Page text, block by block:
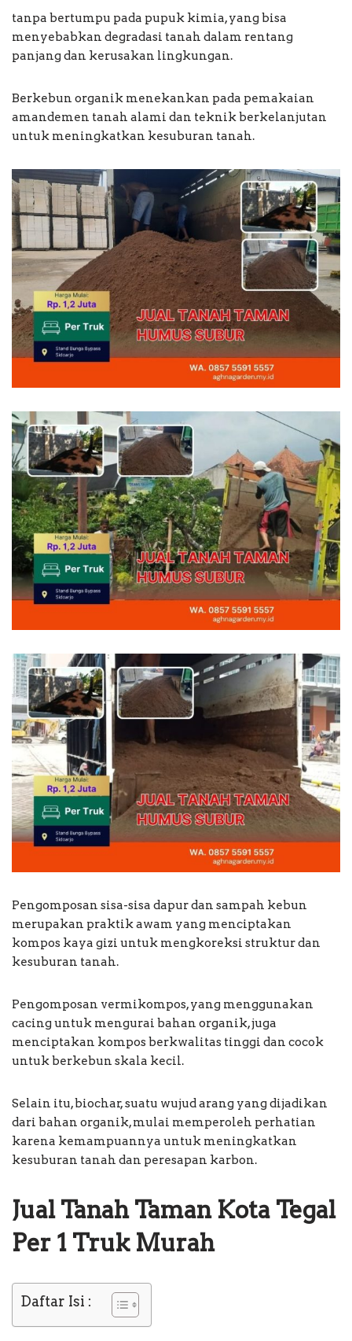
tanpa bertumpu pada pupuk kimia, yang bisa
menyebabkan degradasi tanah dalam rentang
panjang dan kerusakan lingkungan.
Berkebun organik menekankan pada pemakaian
amandemen tanah alami dan teknik berkelanjutan
untuk meningkatkan kesuburan tanah.
Pengomposan sisa-sisa dapur dan sampah kebun
merupakan praktik awam yang menciptakan
kompos kaya gizi untuk mengkoreksi struktur dan
kesuburan tanah.
Pengomposan vermikompos, yang menggunakan
cacing untuk mengurai bahan organik, juga
menciptakan kompos berkwalitas tinggi dan cocok
untuk berkebun skala kecil.
Selain itu, biochar, suatu wujud arang yang dijadikan
dari bahan organik, mulai memperoleh perhatian
karena kemampuannya untuk meningkatkan
kesuburan tanah dan peresapan karbon.
Jual Tanah Taman Kota Tegal
Per 1 Truk Murah
Daftar Isi :